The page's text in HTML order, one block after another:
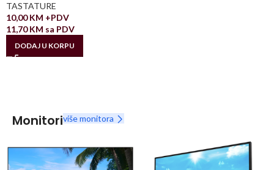
TASTATURE
10,00KM +PDV
11,70KM sa PDV
DODAJ U KORPU
Monitoriviše monitora